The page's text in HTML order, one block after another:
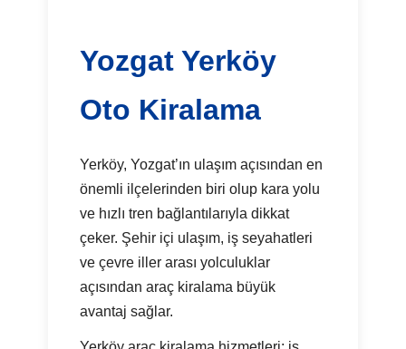
Yozgat Yerköy
Oto Kiralama
Yerköy, Yozgat’ın ulaşım açısından en
önemli ilçelerinden biri olup kara yolu
ve hızlı tren bağlantılarıyla dikkat
çeker. Şehir içi ulaşım, iş seyahatleri
ve çevre iller arası yolculuklar
açısından araç kiralama büyük
avantaj sağlar.